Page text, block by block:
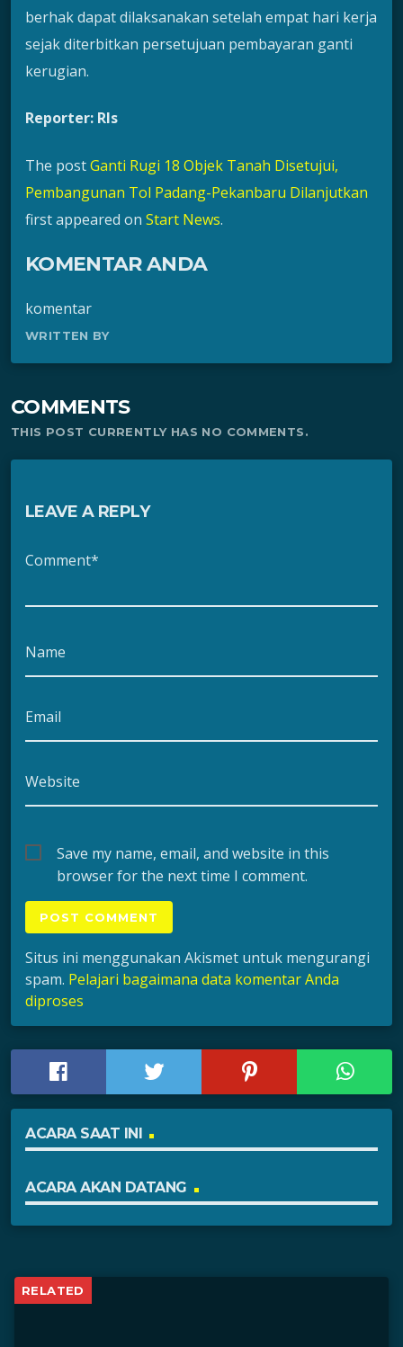
berhak dapat dilaksanakan setelah empat hari kerja
sejak diterbitkan persetujuan pembayaran ganti
kerugian.
Reporter: Rls
The postGanti Rugi 18 Objek Tanah Disetujui,
Pembangunan Tol Padang-Pekanbaru Dilanjutkan
first appeared on Start News.
KOMENTAR ANDA
komentar
WRITTEN BY
COMMENTS
THIS POST CURRENTLY HAS NO COMMENTS.
LEAVE A REPLY
Comment*
Name
Email
Website
Save my name, email, and website in this
browser for the next time I comment.
Situs ini menggunakan Akismet untuk mengurangi
spam. Pelajari bagaimana data komentar Anda
diproses
ACARA SAAT INI
ACARA AKAN DATANG
RELATED